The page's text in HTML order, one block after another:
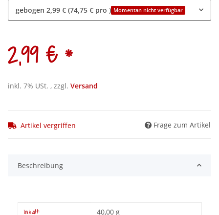
gebogen 2,99 € (74,75 € pro ) Momentan nicht verfügbar
2,99 €*
inkl. 7% USt. , zzgl. Versand
Artikel vergriffen Frage zum Artikel
Beschreibung
Produkteigenschaft
Wert
Inhalt: 40,00 g